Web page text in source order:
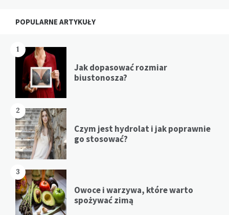
Widgets
POPULARNE ARTYKUŁY
1
Jak dopasować rozmiar
biustonosza?
2
Czym jest hydrolat i jak poprawnie
go stosować?
3
Owoce i warzywa, które warto
spożywać zimą